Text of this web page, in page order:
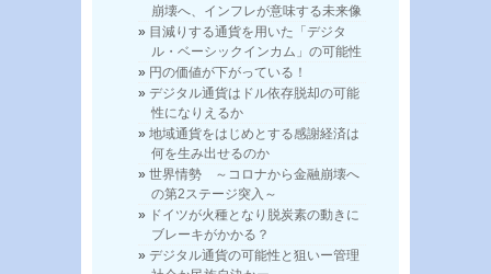
崩壊へ、インフレが意味する未来像
目減りする通貨を用いた「デジタ
ル・ベーシックインカム」の可能性
円の価値が下がっている！
デジタル通貨はドル依存脱却の可能
性になりえるか
地域通貨をはじめとする感謝経済は
何を生み出せるのか
世界情勢 ～コロナから金融崩壊へ
の第2ステージ突入～
ドイツが火種となり脱炭素の動きに
ブレーキがかかる？
デジタル通貨の可能性と狙いー管理